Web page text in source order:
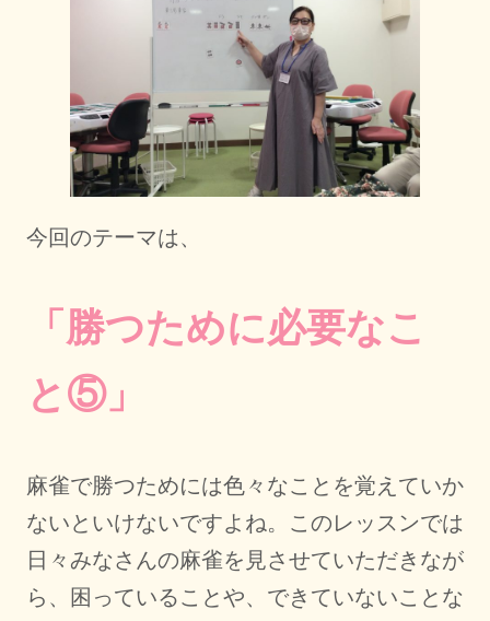
今回のテーマは、
「勝つために必要なこ
と⑤」
麻雀で勝つためには色々なことを覚えていか
ないといけないですよね。このレッスンでは
日々みなさんの麻雀を見させていただきなが
ら、困っていることや、できていないことな